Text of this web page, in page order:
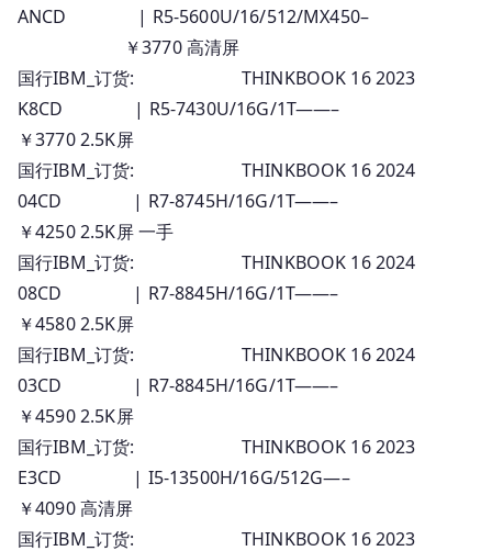
ANCD | R5-5600U/16/512/MX450–
￥3770 高清屏
国行IBM_订货: THINKBOOK 16 2023
K8CD | R5-7430U/16G/1T——–
￥3770 2.5K屏
国行IBM_订货: THINKBOOK 16 2024
04CD | R7-8745H/16G/1T——–
￥4250 2.5K屏 一手
国行IBM_订货: THINKBOOK 16 2024
08CD | R7-8845H/16G/1T——–
￥4580 2.5K屏
国行IBM_订货: THINKBOOK 16 2024
03CD | R7-8845H/16G/1T——–
￥4590 2.5K屏
国行IBM_订货: THINKBOOK 16 2023
E3CD | I5-13500H/16G/512G—–
￥4090 高清屏
国行IBM_订货: THINKBOOK 16 2023